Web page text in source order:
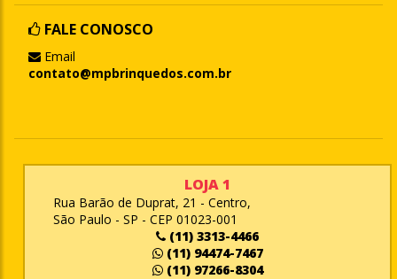
FALE CONOSCO
Email
contato@mpbrinquedos.com.br
LOJA 1
Rua Barão de Duprat, 21 - Centro,
São Paulo - SP - CEP 01023-001
(11) 3313-4466
(11) 94474-7467
(11) 97266-8304